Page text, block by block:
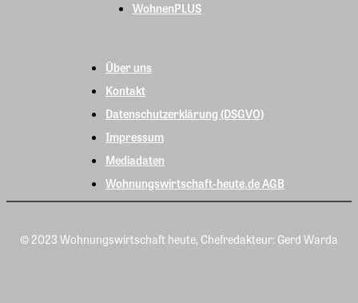
WohnenPLUS
Über uns
Kontakt
Datenschutzerklärung (DSGVO)
Impressum
Mediadaten
Wohnungswirtschaft-heute.de AGB
© 2023 Wohnungswirtschaft heute, Chefredakteur: Gerd Warda